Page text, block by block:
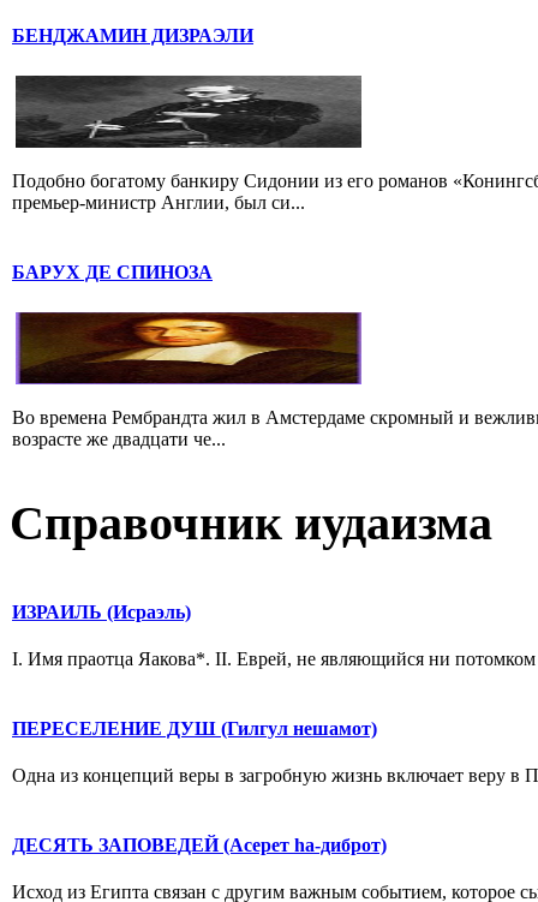
БЕНДЖАМИН ДИЗРАЭЛИ
Подобно богатому банкиру Сидонии из его романов
премьер-министр Англии, был си...
БАРУХ ДЕ СПИНОЗА
Во времена Рембрандта жил в Амстердаме скромный и
возрасте же двадцати че...
Справочник иудаизма
ИЗРАИЛЬ (Исраэль)
I. Имя праотца Яакова*. II. Еврей, не являющийся ни
ПЕРЕСЕЛЕНИЕ ДУШ (Гилгул нешамот)
Одна из концепций веры в загробную жизнь включает веру в
ДЕСЯТЬ ЗАПОВЕДЕЙ (Асерет hа-диброт)
Исход из Египта связан с другим важным событием, которое